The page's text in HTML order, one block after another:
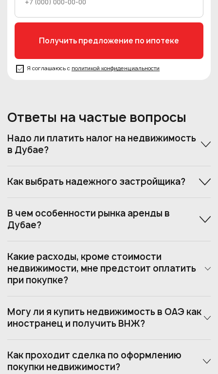
Я соглашаюсь с политикой конфиденциальности
Ответы на частые вопросы
Надо ли платить налог на недвижимость
в Дубае?
Как выбрать надежного застройщика?
В чем особенности рынка аренды в
Дубае?
Какие расходы, кроме стоимости
недвижимости, мне предстоит оплатить
при покупке?
Могу ли я купить недвижимость в ОАЭ как
иностранец и получить ВНЖ?
Как проходит сделка по оформлению
покупки недвижимости?